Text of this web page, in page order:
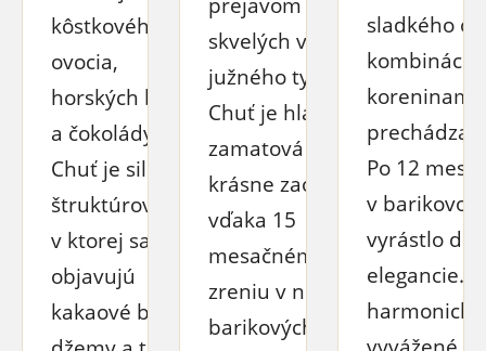
kôstkového
ovocia,
horských bylín
a čokolády.
Chuť je silná a
štruktúrovaná,
v ktorej sa
objavujú
kakaové bôby,
prejavom
skvelých vín
južného typu.
Chuť je hladká,
zamatová a
krásne zaoblená
vďaka 15
mesačnému
zreniu v nových
barikových
sladkého
kombinácii
Po 12
v
vyrástlo do
elegancie.